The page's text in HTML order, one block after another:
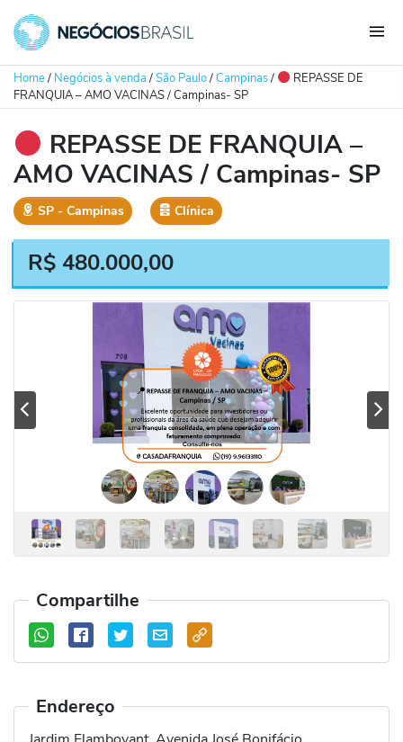
Home/ Negócios à venda/São Paulo/Campinas/
REPASSE DE
FRANQUIA – AMO VACINAS / Campinas- SP
REPASSE DE FRANQUIA –
AMO VACINAS / Campinas- SP
SP ‐ Campinas Clínica
R$ 480.000,00
Compartilhe
Endereço